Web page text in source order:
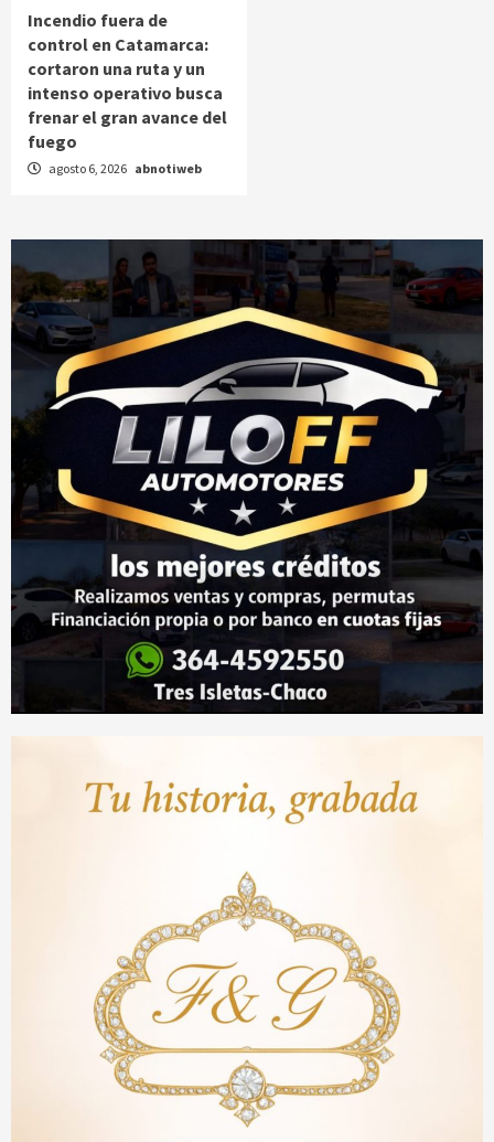
Incendio fuera de
control en Catamarca:
cortaron una ruta y un
intenso operativo busca
frenar el gran avance del
fuego
agosto 6, 2026 abnotiweb